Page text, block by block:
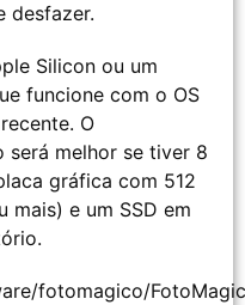
desfazer.
Silicon ou um
funcione com o OS
O
será melhor se tiver 8
gráfica com 512
mais) e um SSD em
fotomagico/